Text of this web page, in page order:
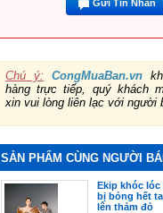
Gửi Tin Nhắn
Chú ý: CongMuaBan.vn
hàng trực tiếp, quý khách
xin vui lòng liên lạc với người
SẢN PHẨM CÙNG NGƯỜI
Ekip khóc lóc
bị bỏng hết
lên thảm đỏ